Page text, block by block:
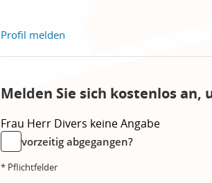
Profil melden
Melden Sie sich kostenlos an,
Frau Herr Divers keine Angabe
vorzeitig abgegangen?
* Pflichtfelder